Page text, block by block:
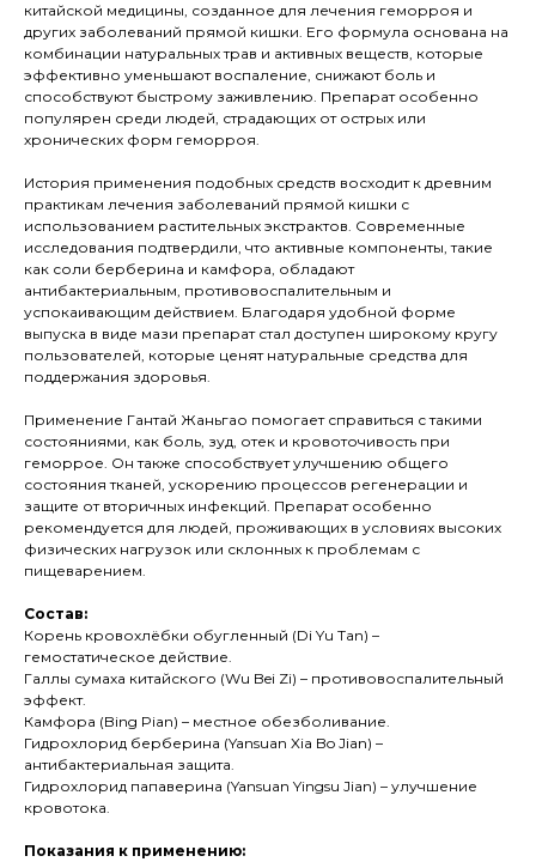
китайской медицины, созданное для лечения геморроя и
других заболеваний прямой кишки. Его формула основана на
комбинации натуральных трав и активных веществ, которые
эффективно уменьшают воспаление, снижают боль и
способствуют быстрому заживлению. Препарат особенно
популярен среди людей, страдающих от острых или
хронических форм геморроя.
История применения подобных средств восходит к древним
практикам лечения заболеваний прямой кишки с
использованием растительных экстрактов. Современные
исследования подтвердили, что активные компоненты, такие
как соли берберина и камфора, обладают
антибактериальным, противовоспалительным и
успокаивающим действием. Благодаря удобной форме
выпуска в виде мази препарат стал доступен широкому кругу
пользователей, которые ценят натуральные средства для
поддержания здоровья.
Применение Гантай Жаньгао помогает справиться с такими
состояниями, как боль, зуд, отек и кровоточивость при
геморрое. Он также способствует улучшению общего
состояния тканей, ускорению процессов регенерации и
защите от вторичных инфекций. Препарат особенно
рекомендуется для людей, проживающих в условиях высоких
физических нагрузок или склонных к проблемам с
пищеварением.
Состав:
Корень кровохлёбки обугленный (Di Yu Tan) –
гемостатическое действие.
Галлы сумаха китайского (Wu Bei Zi) – противовоспалительный
эффект.
Камфора (Bing Pian) – местное обезболивание.
Гидрохлорид берберина (Yansuan Xia Bo Jian) –
антибактериальная защита.
Гидрохлорид папаверина (Yansuan Yingsu Jian) – улучшение
кровотока.
Показания к применению: